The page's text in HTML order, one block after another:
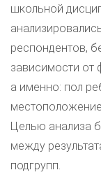
школьной
респондентов,
зависимости от
а именно: пол
Целью анализа
между
подгрупп.